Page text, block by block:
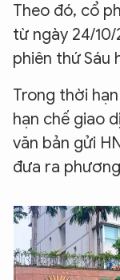
Theo đó, cổ
từ ngày 24/
phiên thứ Sáu
Trong thời
hạn chế giao
văn bản gửi
đưa ra